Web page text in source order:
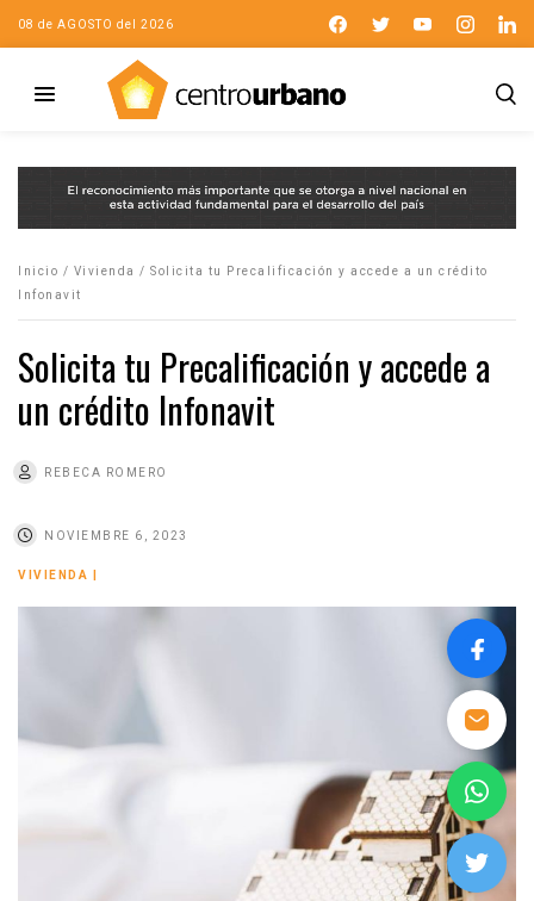
08 de AGOSTO del 2026
Inicio / Vivienda / Solicita tu Precalificación y accede a un crédito
Infonavit
Solicita tu Precalificación y accede a
un crédito Infonavit
REBECA ROMERO
NOVIEMBRE 6, 2023
VIVIENDA